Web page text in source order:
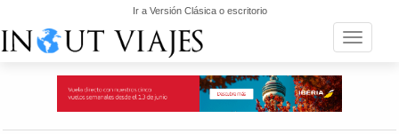
Ir a Versión Clásica o escritorio
Toggle